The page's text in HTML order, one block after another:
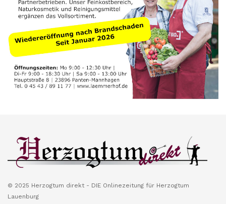
© 2025 Herzogtum direkt - DIE Onlinezeitung für Herzogtum
Lauenburg